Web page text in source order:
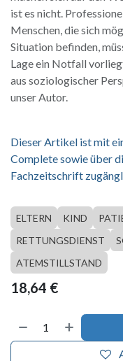
ist es nicht.
Menschen, die sich
Situation befinden,
Lage ein Notfall
aus soziologischer
unser Autor.
Dieser Artikel ist mit
Complete sowie über
Fachzeitschrift
ELTERN KIND
RETTUNGSDIENST
ATEMSTILLSTAND
18,64 €